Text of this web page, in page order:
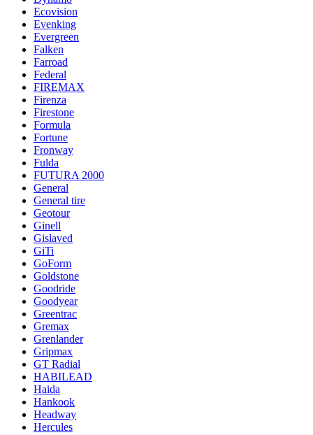
Ecovision
Evenking
Evergreen
Falken
Farroad
Federal
FIREMAX
Firenza
Firestone
Formula
Fortune
Fronway
Fulda
FUTURA 2000
General
General tire
Geotour
Ginell
Gislaved
GiTi
GoForm
Goldstone
Goodride
Goodyear
Greentrac
Gremax
Grenlander
Gripmax
GT Radial
HABILEAD
Haida
Hankook
Headway
Hercules